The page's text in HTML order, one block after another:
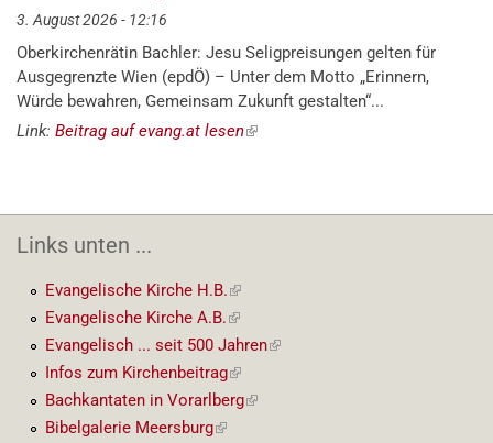
3. August 2026 - 12:16
Oberkirchenrätin Bachler: Jesu Seligpreisungen gelten für
Ausgegrenzte Wien (epdÖ) – Unter dem Motto „Erinnern,
Würde bewahren, Gemeinsam Zukunft gestalten“...
Link: Beitrag auf evang.at lesen(externer
Links unten ...
Evangelische Kirche H.B.(externer
Link)
Evangelische Kirche A.B.(externer
Link)
Evangelisch ... seit 500 Jahren(externer
Infos zum Kirchenbeitrag(externer
Link)
Bachkantaten in Vorarlberg(externer
Bibelgalerie Meersburg(externer